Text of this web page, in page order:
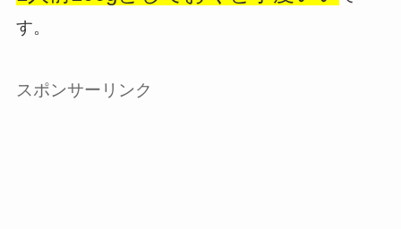
す。
スポンサーリンク